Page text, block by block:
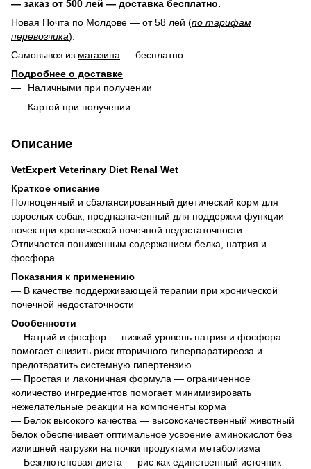
— заказ от 500 лей — доставка бесплатно.
Новая Почта по Молдове — от 58 лей (по тарифам
перевозчика).
Самовывоз из магазина — бесплатно.
Подробнее о доставке
Наличными при получении
Картой при получении
Описание
VetExpert Veterinary Diet Renal Wet
Краткое описание
Полноценный и сбалансированный диетический корм для
взрослых собак, предназначенный для поддержки функции
почек при хронической почечной недостаточности.
Отличается пониженным содержанием белка, натрия и
фосфора.
Показания к применению
— В качестве поддерживающей терапии при хронической
почечной недостаточности
Особенности
— Натрий и фосфор — низкий уровень натрия и фосфора
помогает снизить риск вторичного гиперпаратиреоза и
предотвратить системную гипертензию
— Простая и лаконичная формула — ограниченное
количество ингредиентов помогает минимизировать
нежелательные реакции на компоненты корма
— Белок высокого качества — высококачественный животный
белок обеспечивает оптимальное усвоение аминокислот без
излишней нагрузки на почки продуктами метаболизма
— Безглютеновая диета — рис как единственный источник